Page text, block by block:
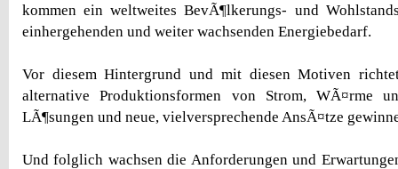
kommen ein weltweites BevÃ¶lkerungs- und
einhergehenden und weiter wachsenden Energiebedarf.
Vor diesem Hintergrund und mit diesen Motiven
alternative Produktionsformen von Strom, WÃ¤rme
LÃ¶sungen und neue, vielversprechende AnsÃ¤tze
Und folglich wachsen die Anforderungen und